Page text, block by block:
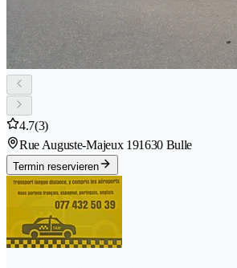
4.7(3)
Rue Auguste-Majeux 191630 Bulle
Termin reservieren